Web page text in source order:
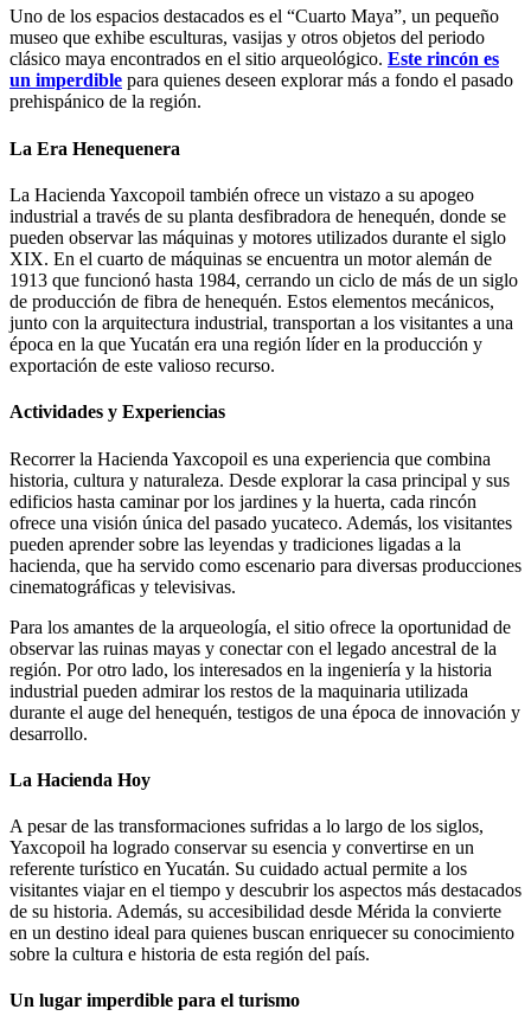
Uno de los espacios destacados es el “Cuarto Maya”, un pequeño
museo que exhibe esculturas, vasijas y otros objetos del periodo
clásico maya encontrados en el sitio arqueológico. Este rincón es
un imperdible para quienes deseen explorar más a fondo el pasado
prehispánico de la región.
La Era Henequenera
La Hacienda Yaxcopoil también ofrece un vistazo a su apogeo
industrial a través de su planta desfibradora de henequén, donde se
pueden observar las máquinas y motores utilizados durante el siglo
XIX. En el cuarto de máquinas se encuentra un motor alemán de
1913 que funcionó hasta 1984, cerrando un ciclo de más de un siglo
de producción de fibra de henequén. Estos elementos mecánicos,
junto con la arquitectura industrial, transportan a los visitantes a una
época en la que Yucatán era una región líder en la producción y
exportación de este valioso recurso.
Actividades y Experiencias
Recorrer la Hacienda Yaxcopoil es una experiencia que combina
historia, cultura y naturaleza. Desde explorar la casa principal y sus
edificios hasta caminar por los jardines y la huerta, cada rincón
ofrece una visión única del pasado yucateco. Además, los visitantes
pueden aprender sobre las leyendas y tradiciones ligadas a la
hacienda, que ha servido como escenario para diversas producciones
cinematográficas y televisivas.
Para los amantes de la arqueología, el sitio ofrece la oportunidad de
observar las ruinas mayas y conectar con el legado ancestral de la
región. Por otro lado, los interesados en la ingeniería y la historia
industrial pueden admirar los restos de la maquinaria utilizada
durante el auge del henequén, testigos de una época de innovación y
desarrollo.
La Hacienda Hoy
A pesar de las transformaciones sufridas a lo largo de los siglos,
Yaxcopoil ha logrado conservar su esencia y convertirse en un
referente turístico en Yucatán. Su cuidado actual permite a los
visitantes viajar en el tiempo y descubrir los aspectos más destacados
de su historia. Además, su accesibilidad desde Mérida la convierte
en un destino ideal para quienes buscan enriquecer su conocimiento
sobre la cultura e historia de esta región del país.
Un lugar imperdible para el turismo